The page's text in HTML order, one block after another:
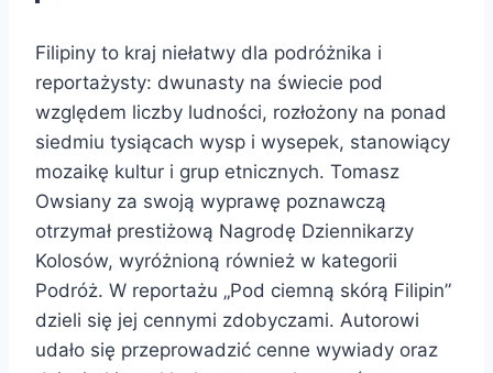
Filipiny to kraj niełatwy dla podróżnika i
reportażysty: dwunasty na świecie pod
względem liczby ludności, rozłożony na ponad
siedmiu tysiącach wysp i wysepek, stanowiący
mozaikę kultur i grup etnicznych. Tomasz
Owsiany za swoją wyprawę poznawczą
otrzymał prestiżową Nagrodę Dziennikarzy
Kolosów, wyróżnioną również w kategorii
Podróż. W reportażu „Pod ciemną skórą Filipin”
dzieli się jej cennymi zdobyczami. Autorowi
udało się przeprowadzić cenne wywiady oraz